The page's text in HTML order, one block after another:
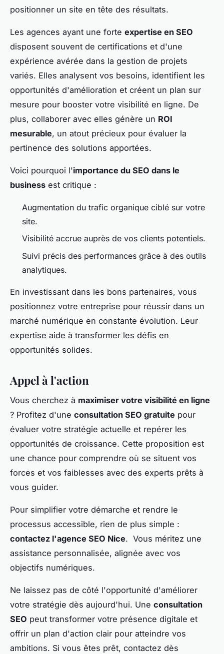
positionner un site en tête des résultats.
Les agences ayant une forte expertise en SEO
disposent souvent de certifications et d'une
expérience avérée dans la gestion de projets
variés. Elles analysent vos besoins, identifient les
opportunités d'amélioration et créent un plan sur
mesure pour booster votre visibilité en ligne. De
plus, collaborer avec elles génère un ROI
mesurable, un atout précieux pour évaluer la
pertinence des solutions apportées.
Voici pourquoi l'importance du SEO dans le
business est critique :
Augmentation du trafic organique ciblé sur votre
site.
Visibilité accrue auprès de vos clients potentiels.
Suivi précis des performances grâce à des outils
analytiques.
En investissant dans les bons partenaires, vous
positionnez votre entreprise pour réussir dans un
marché numérique en constante évolution. Leur
expertise aide à transformer les défis en
opportunités solides.
Appel à l'action
Vous cherchez à maximiser votre visibilité en ligne
? Profitez d'une consultation SEO gratuite pour
évaluer votre stratégie actuelle et repérer les
opportunités de croissance. Cette proposition est
une chance pour comprendre où se situent vos
forces et vos faiblesses avec des experts prêts à
vous guider.
Pour simplifier votre démarche et rendre le
processus accessible, rien de plus simple :
contactez l'agence SEO Nice. Vous méritez une
assistance personnalisée, alignée avec vos
objectifs numériques.
Ne laissez pas de côté l'opportunité d'améliorer
votre stratégie dès aujourd'hui. Une consultation
SEO peut transformer votre présence digitale et
offrir un plan d'action clair pour atteindre vos
ambitions. Si vous êtes prêt, contactez dès